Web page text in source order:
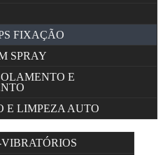
FIXAÇÃO
SPRAY
E
E LIMPEZA AUTO